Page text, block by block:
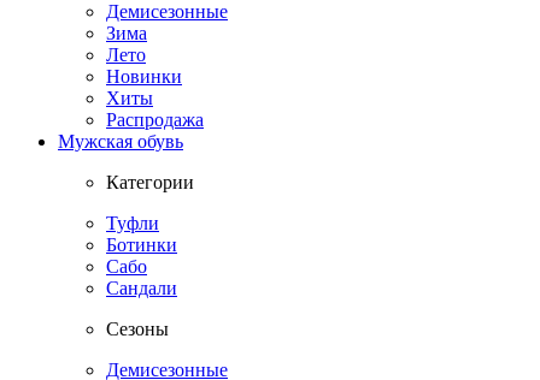
Демисезонные
Зима
Лето
Новинки
Хиты
Распродажа
Мужская обувь
Категории
Туфли
Ботинки
Сабо
Сандали
Сезоны
Демисезонные